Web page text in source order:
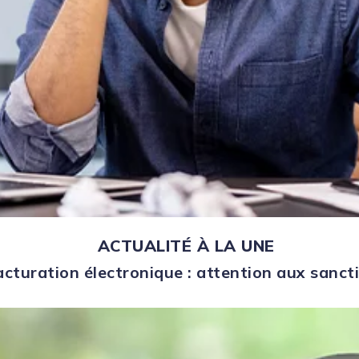
ACTUALITÉ À LA UNE
électronique : attention aux